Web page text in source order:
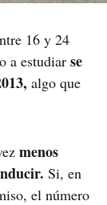
16 y 24
a estudiar se
algo que
menos
Si, en
el número